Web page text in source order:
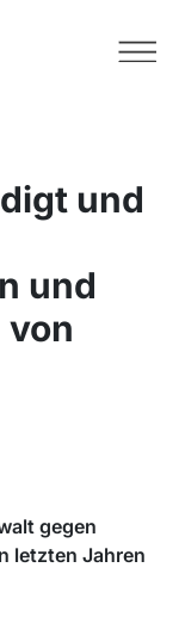
und
und
gegen
letzten Jahren